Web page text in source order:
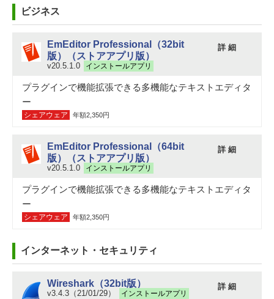
ビジネス
EmEditor Professional（32bit
版）（ストアアプリ版）
v20.5.1.0 インストールアプリ
詳 細
プラグインで機能拡張できる多機能なテキストエディタ
ー
シェアウェア 年額2,350円
EmEditor Professional（64bit
版）（ストアアプリ版）
v20.5.1.0 インストールアプリ
詳 細
プラグインで機能拡張できる多機能なテキストエディタ
ー
シェアウェア 年額2,350円
インターネット・セキュリティ
Wireshark（32bit版）
v3.4.3（21/01/29） インストールアプリ
詳 細